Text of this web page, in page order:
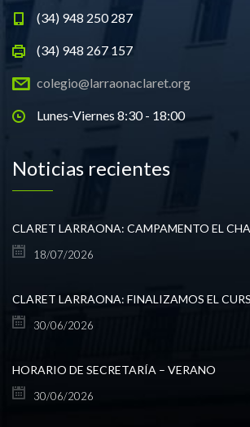
(34) 948 250 287
(34) 948 267 157
colegio@larraonaclaret.org
Lunes-Viernes 8:30 - 18:00
Noticias recientes
18/07/2026
30/06/2026
HORARIO DE SECRETARÍA – VERANO
30/06/2026